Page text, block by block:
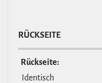
RÜCKSEITE
Rückseite:
Identisch